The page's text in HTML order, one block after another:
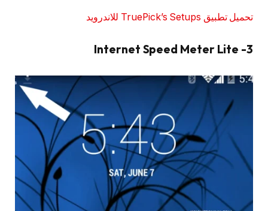
تحميل تطبيق TruePick’s Setups للاندرويد
3- Internet Speed Meter Lite